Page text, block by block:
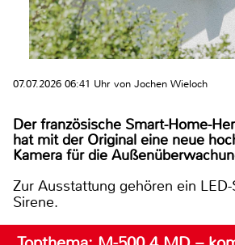
07.07.2026 06:41 Uhr von Jochen Wieloch
Der französische Smart-Home-
hat mit der Original eine neue
Kamera für die
Zur Ausstattung gehören ein
Sirene.